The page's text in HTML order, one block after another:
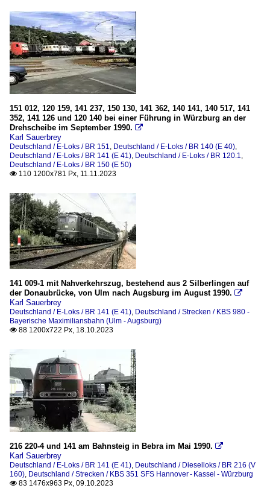
Personenwagen
Personenwagen (historisch)
151 012, 120 159, 141 237, 150 130, 141 362, 140 141, 140 517, 141
352, 141 126 und 120 140 bei einer Führung in Würzburg an der
Drehscheibe im September 1990. 
Karl Sauerbrey
Deutschland / E-Loks / BR 151, Deutschland / E-Loks / BR 140 (E 40),
Deutschland / E-Loks / BR 141 (E 41), Deutschland / E-Loks / BR 120.1,
Deutschland / E-Loks / BR 150 (E 50)
 110 1200x781 Px, 11.11.2023
141 009-1 mit Nahverkehrszug, bestehend aus 2 Silberlingen auf
der Donaubrücke, von Ulm nach Augsburg im August 1990. 
Karl Sauerbrey
Deutschland / E-Loks / BR 141 (E 41), Deutschland / Strecken / KBS 980 -
Bayerische Maximiliansbahn (Ulm - Augsburg)
 88 1200x722 Px, 18.10.2023
216 220-4 und 141 am Bahnsteig in Bebra im Mai 1990. 
Karl Sauerbrey
Deutschland / E-Loks / BR 141 (E 41), Deutschland / Dieselloks / BR 216 (V
160), Deutschland / Strecken / KBS 351 SFS Hannover - Kassel - Würzburg
 83 1476x963 Px, 09.10.2023